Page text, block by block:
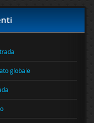
globale